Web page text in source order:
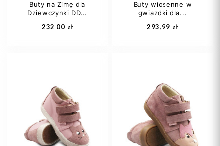
Dodaj do koszyka Dodaj do koszyka
Buty na Zimę dla
Dziewczynki DD...
232,00 zł
22
24
25
Buty wiosenne w
gwiazdki dla...
293,99 zł
29
30
31
32 +1